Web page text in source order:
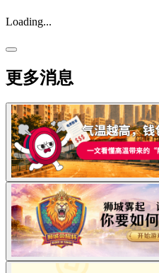
Loading...
更多消息